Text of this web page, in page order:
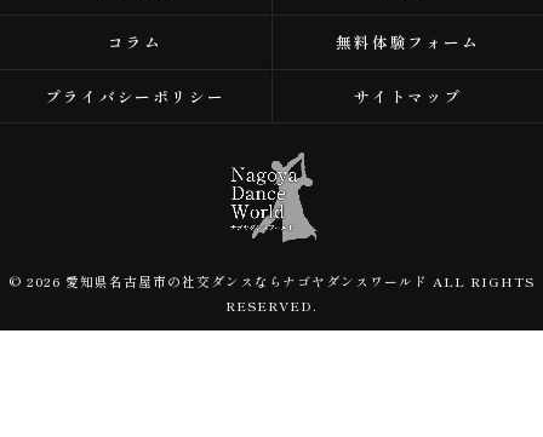
コラム 無料体験フォーム
プライバシーポリシー サイトマップ
© 2026 愛知県名古屋市の社交ダンスならナゴヤダンスワールド ALL RIGHTS
RESERVED.